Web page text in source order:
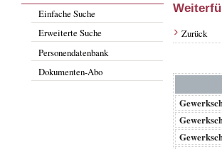
Einfache Suche
Erweiterte Suche
Personendatenbank
Dokumenten-Abo
Zurück